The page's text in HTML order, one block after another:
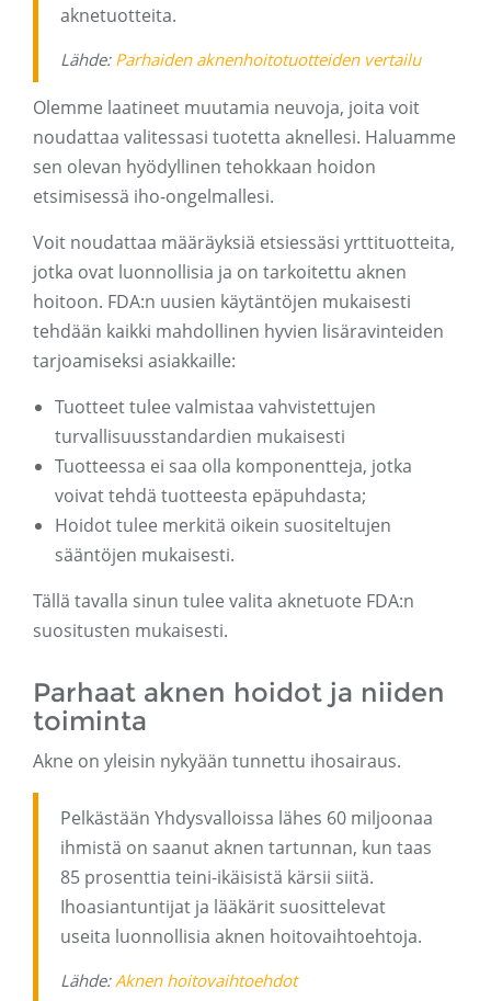
aknetuotteita.
Lähde: Parhaiden aknenhoitotuotteiden vertailu
Olemme laatineet muutamia neuvoja, joita voit
noudattaa valitessasi tuotetta aknellesi. Haluamme
sen olevan hyödyllinen tehokkaan hoidon
etsimisessä iho-ongelmallesi.
Voit noudattaa määräyksiä etsiessäsi yrttituotteita,
jotka ovat luonnollisia ja on tarkoitettu aknen
hoitoon. FDA:n uusien käytäntöjen mukaisesti
tehdään kaikki mahdollinen hyvien lisäravinteiden
tarjoamiseksi asiakkaille:
Tuotteet tulee valmistaa vahvistettujen
turvallisuusstandardien mukaisesti
Tuotteessa ei saa olla komponentteja, jotka
voivat tehdä tuotteesta epäpuhdasta;
Hoidot tulee merkitä oikein suositeltujen
sääntöjen mukaisesti.
Tällä tavalla sinun tulee valita aknetuote FDA:n
suositusten mukaisesti.
Parhaat aknen hoidot ja niiden
toiminta
Akne on yleisin nykyään tunnettu ihosairaus.
Pelkästään Yhdysvalloissa lähes 60 miljoonaa
ihmistä on saanut aknen tartunnan, kun taas
85 prosenttia teini-ikäisistä kärsii siitä.
Ihoasiantuntijat ja lääkärit suosittelevat
useita luonnollisia aknen hoitovaihtoehtoja.
Lähde:Aknen hoitovaihtoehdot